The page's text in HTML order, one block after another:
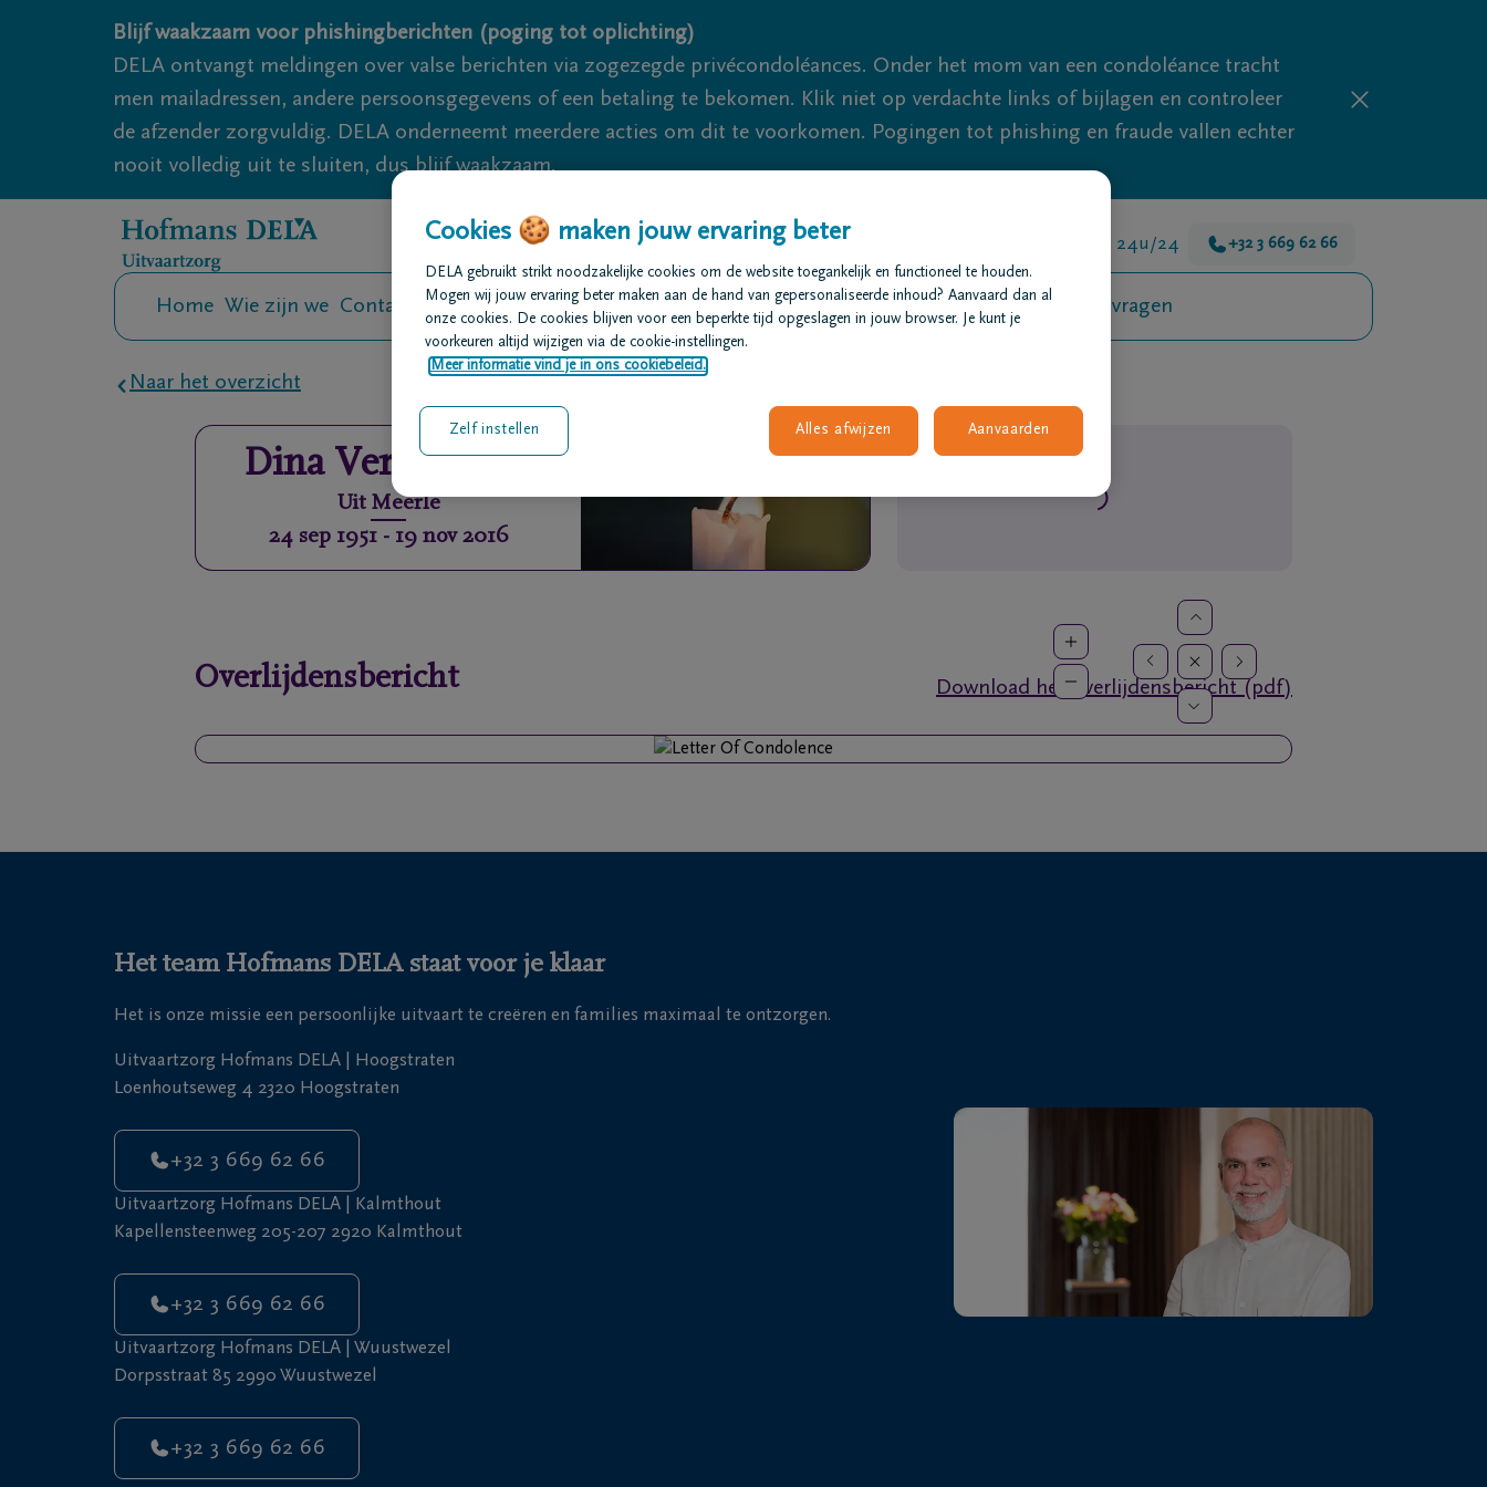
Overslaan en naar inhoud gaan
Blijf waakzaam voor phishingberichten (poging tot oplichting)
DELA ontvangt meldingen over valse berichten via zogezegde privécondoléances. Onder het mom van een condoléance tracht
men mailadressen, andere persoonsgegevens of een betaling te bekomen. Klik niet op verdachte links of bijlagen en controleer
de afzender zorgvuldig. DELA onderneemt meerdere acties om dit te voorkomen. Pogingen tot phishing en fraude vallen echter
nooit volledig uit te sluiten, dus blijf waakzaam.
We zijn er voor je 24u/24 +32 3 669 62 66
Home Wie zijn we Contact Uitvaart regelen Overlijdensberichten Ons uitvaartcentrum Veelgestelde vragen
Naar het overzicht
Dina Vermonden
Uit Meerle
24 sep 1951- 19 nov 2016
Overlijdensbericht Download het overlijdensbericht (pdf)
Het team Hofmans DELA staat voor je klaar
Het is onze missie een persoonlijke uitvaart te creëren en families maximaal te ontzorgen.
Uitvaartzorg Hofmans DELA | Hoogstraten
Loenhoutseweg 4 2320 Hoogstraten
+32 3 669 62 66
Uitvaartzorg Hofmans DELA | Kalmthout
Kapellensteenweg 205-207 2920 Kalmthout
+32 3 669 62 66
Uitvaartzorg Hofmans DELA | Wuustwezel
Dorpsstraat 85 2990 Wuustwezel
+32 3 669 62 66
Cookies 🍪 maken jouw ervaring beter
DELA gebruikt strikt noodzakelijke cookies om de website toegankelijk en functioneel te houden.
Mogen wij jouw ervaring beter maken aan de hand van gepersonaliseerde inhoud? Aanvaard dan al
onze cookies. De cookies blijven voor een beperkte tijd opgeslagen in jouw browser. Je kunt je
voorkeuren altijd wijzigen via de cookie-instellingen.
Meer informatie vind je in ons cookiebeleid.
Alles afwijzen Aanvaarden
Zelf instellen